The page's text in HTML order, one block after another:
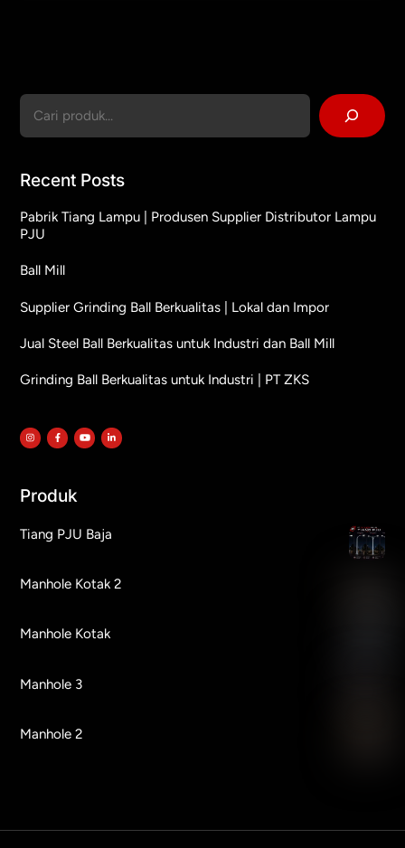
Cari
Recent Posts
Pabrik Tiang Lampu | Produsen Supplier Distributor Lampu
PJU
Ball Mill
Supplier Grinding Ball Berkualitas | Lokal dan Impor
Jual Steel Ball Berkualitas untuk Industri dan Ball Mill
Grinding Ball Berkualitas untuk Industri | PT ZKS
Produk
Tiang PJU Baja
Manhole Kotak 2
Manhole Kotak
Manhole 3
Manhole 2